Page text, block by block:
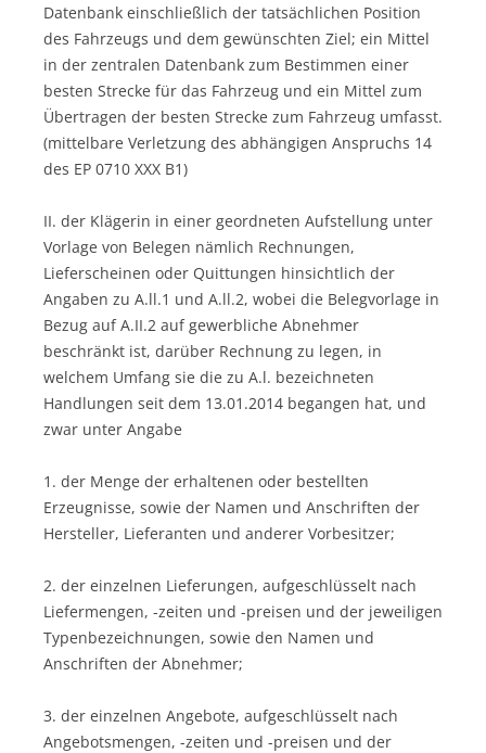
Datenbank einschließlich der tatsächlichen Position
des Fahrzeugs und dem gewünschten Ziel; ein Mittel
in der zentralen Datenbank zum Bestimmen einer
besten Strecke für das Fahrzeug und ein Mittel zum
Übertragen der besten Strecke zum Fahrzeug umfasst.
(mittelbare Verletzung des abhängigen Anspruchs 14
des EP 0710 XXX B1)
II. der Klägerin in einer geordneten Aufstellung unter
Vorlage von Belegen nämlich Rechnungen,
Lieferscheinen oder Quittungen hinsichtlich der
Angaben zu A.ll.1 und A.ll.2, wobei die Belegvorlage in
Bezug auf A.II.2 auf gewerbliche Abnehmer
beschränkt ist, darüber Rechnung zu legen, in
welchem Umfang sie die zu A.l. bezeichneten
Handlungen seit dem 13.01.2014 begangen hat, und
zwar unter Angabe
1. der Menge der erhaltenen oder bestellten
Erzeugnisse, sowie der Namen und Anschriften der
Hersteller, Lieferanten und anderer Vorbesitzer;
2. der einzelnen Lieferungen, aufgeschlüsselt nach
Liefermengen, -zeiten und -preisen und der jeweiligen
Typenbezeichnungen, sowie den Namen und
Anschriften der Abnehmer;
3. der einzelnen Angebote, aufgeschlüsselt nach
Angebotsmengen, -zeiten und -preisen und der